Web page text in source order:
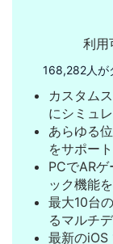
利用
168,282人が
カスタム
にシミュ
あらゆる
をサポー
PCでAR
ック機能を
最大10台
るマルチ
最新のiOS